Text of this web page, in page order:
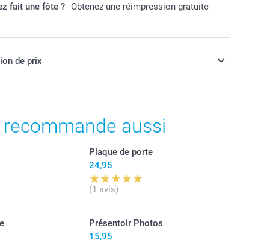
fait une fôte ? Obtenez une réimpression gratuite
de prix
recommande aussi
Plaque de porte
24,95
(1 avis)
Présentoir Photos
15,95